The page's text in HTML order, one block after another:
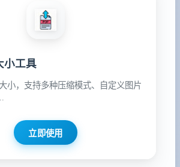
小工具
小，支持多种压缩模式、自定义图片
立即使用